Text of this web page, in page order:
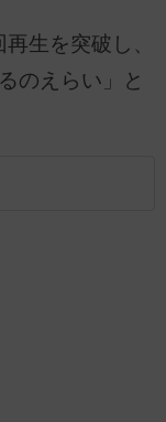
生を突破し、
のえらい」と